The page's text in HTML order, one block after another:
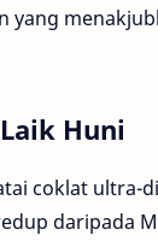
yang
Huni
coklat ultra-
daripada